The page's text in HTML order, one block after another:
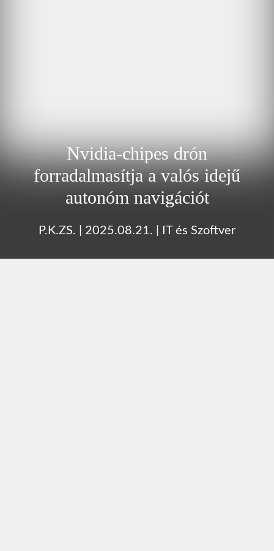
Nvidia-chipes drón
forradalmasítja a valós idejű
autonóm navigációt
P.K.ZS. 2025.08.21. IT és Szoftver